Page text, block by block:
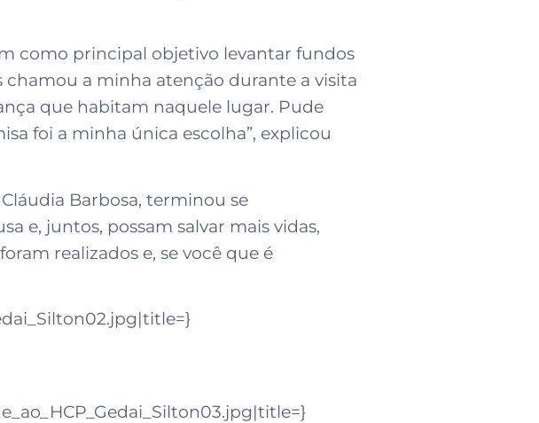
como principal objetivo levantar fundos
chamou a minha atenção durante a visita
que habitam naquele lugar. Pude
foi a minha única escolha”, explicou
Barbosa, terminou se
e, juntos, possam salvar mais vidas,
realizados e, se você que é